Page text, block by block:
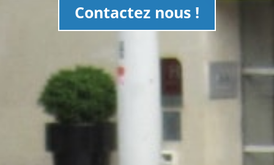
Contactez nous !